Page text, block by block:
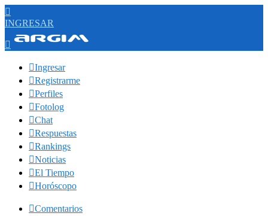

INGRESAR

Ingresar
Registrarme
Perfiles
Fotolog
Chat
Respuestas
Rankings
Noticias
El Tiempo
Horóscopo
Comentarios